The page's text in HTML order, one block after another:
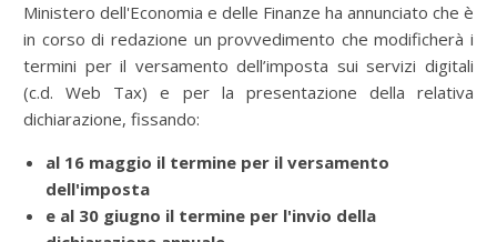
Ministero dell'Economia e delle Finanze ha annunciato che è
in corso di redazione un provvedimento che modificherà i
termini per il versamento dell’imposta sui servizi digitali
(c.d. Web Tax) e per la presentazione della relativa
dichiarazione, fissando:
al 16 maggio il termine per il versamento
dell'imposta
e al 30 giugno il termine per l'invio della